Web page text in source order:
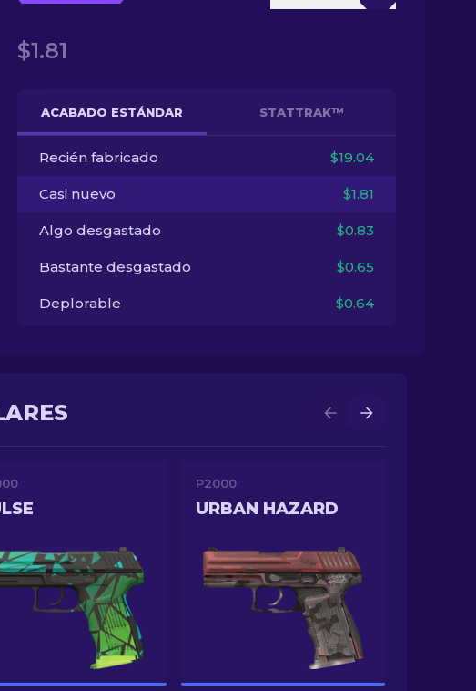
$1.81
ACABADO ESTÁNDAR STATTRAK™
Recién fabricado $19.04
Casi nuevo $1.81
Algo desgastado $0.83
Bastante desgastado $0.65
Deplorable $0.64
P2000
URBAN HAZARD